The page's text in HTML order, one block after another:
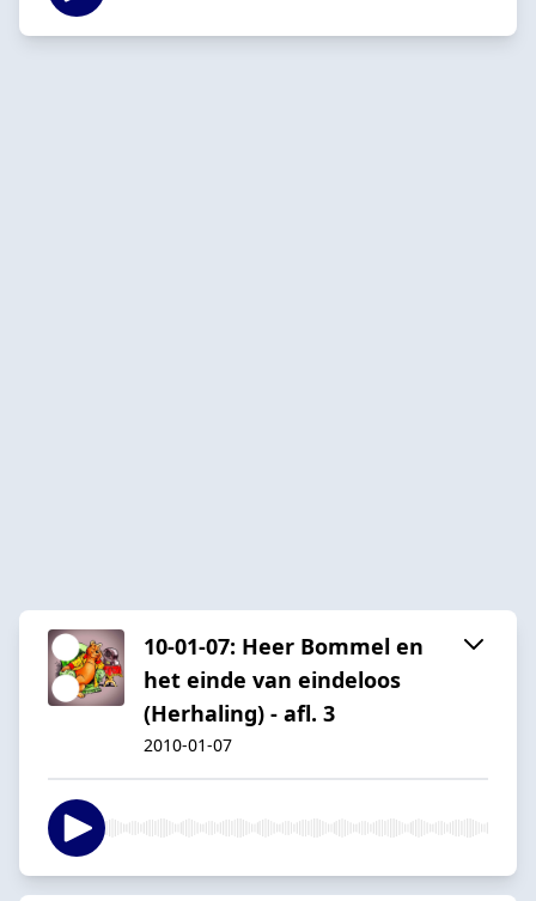
10-01-07: Heer Bommel en
het einde van eindeloos
(Herhaling) - afl. 3
2010-01-07